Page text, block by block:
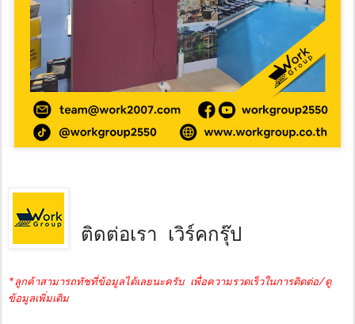
ติดต่อเรา เวิร์คกรุ๊ป
*ลูกค้าสามารถทัชที่ข้อมูลได้เลยนะครับ เพื่อความรวดเร็วในการติดต่อ/ดู
ข้อมูลเพิ่มเติม